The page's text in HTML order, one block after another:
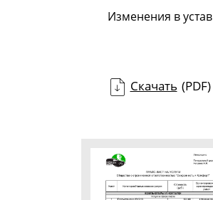
Изменения в устав
Скачать